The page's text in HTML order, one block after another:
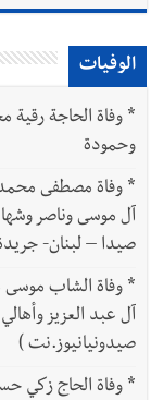
الوفيات
*
وحمودة
*
آل موسى وناصر
صيدا – لبنان-
*
آل عبد العزيز
صيدونيانيوز.نت )
*وفاة الحاج زكي حسن